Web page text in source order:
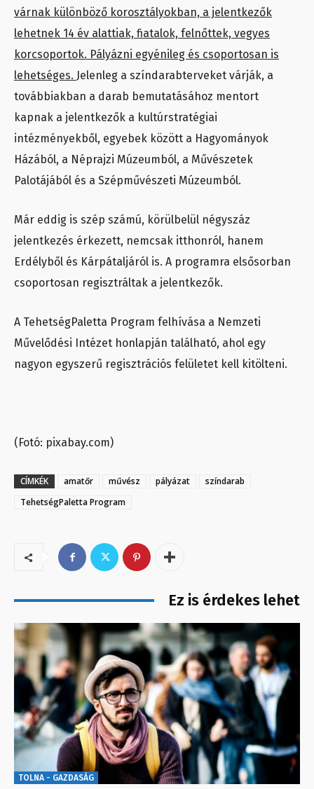
várnak különböző korosztályokban, a jelentkezők
lehetnek 14 év alattiak, fiatalok, felnőttek, vegyes
korcsoportok. Pályázni egyénileg és csoportosan is
lehetséges. Jelenleg a színdarabterveket várják, a
továbbiakban a darab bemutatásához mentort
kapnak a jelentkezők a kultúrstratégiai
intézményekből, egyebek között a Hagyományok
Házából, a Néprajzi Múzeumból, a Művészetek
Palotájából és a Szépművészeti Múzeumból.
Már eddig is szép számú, körülbelül négyszáz
jelentkezés érkezett, nemcsak itthonról, hanem
Erdélyből és Kárpátaljáról is. A programra elsősorban
csoportosan regisztráltak a jelentkezők.
A TehetségPaletta Program felhívása a Nemzeti
Művelődési Intézet honlapján található, ahol egy
nagyon egyszerű regisztrációs felületet kell kitölteni.
(Fotó: pixabay.com)
CÍMKÉK amatőr művész pályázat
színdarab
TehetségPaletta Program
Ez is érdekes lehet
TOLNA - GAZDASÁG